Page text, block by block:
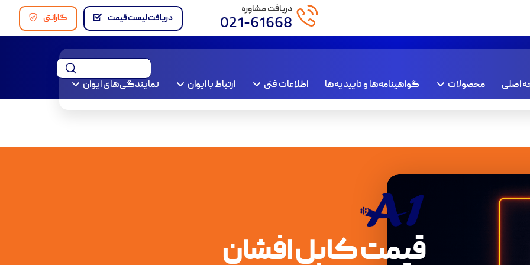
گارانتی دریافت لیست قیمت
دریافت مشاوره
021-61668
اصلی محصولات گواهینامه‌ها و تاییدیه‌ها اطلاعات فنی ارتباط با ایوان نمایندگی‌های ایوان
قیمت کابل افشان